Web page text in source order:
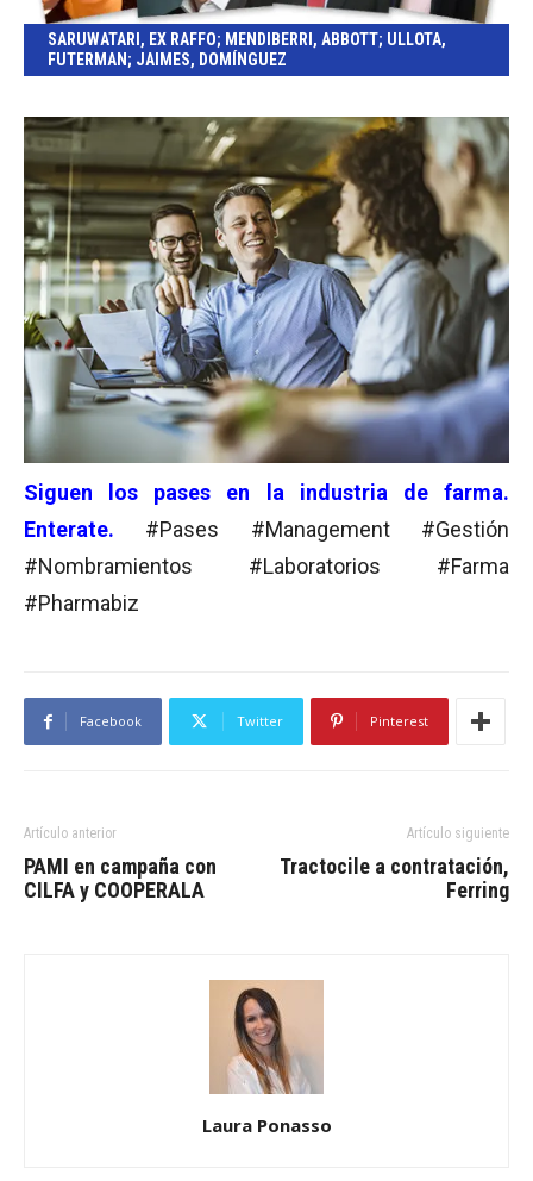
SARUWATARI, EX RAFFO; MENDIBERRI, ABBOTT; ULLOTA,
FUTERMAN; JAIMES, DOMÍNGUEZ
Siguen los pases en la industria de farma.
Enterate.
#Pases #Management #Gestión
#Nombramientos #Laboratorios #Farma
#Pharmabiz
Facebook Twitter Pinterest
Artículo anterior
PAMI en campaña con
CILFA y COOPERALA
Artículo siguiente
Tractocile a contratación,
Ferring
Laura Ponasso